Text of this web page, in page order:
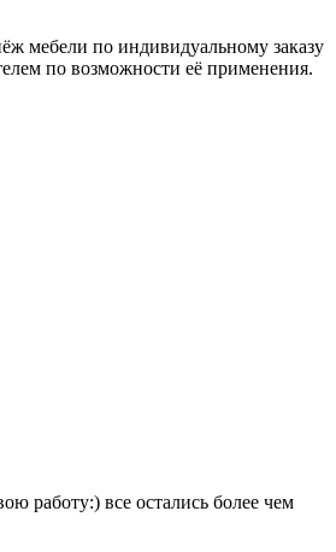
мебели по индивидуальному заказу
по возможности её применения.
работу:) все остались более чем